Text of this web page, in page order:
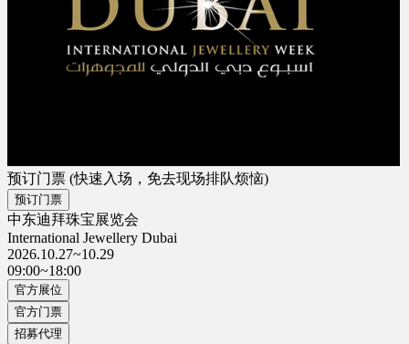
预订门票 (快速入场，免去现场排队烦恼)
预订门票
中东迪拜珠宝展览会
International Jewellery Dubai
2026.10.27~10.29
09:00~18:00
官方展位
官方门票
招募代理